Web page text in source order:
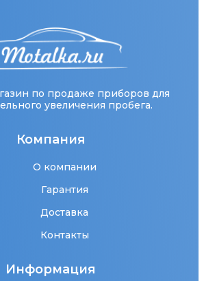
по продаже приборов для
увеличения пробега.
Компания
О компании
Гарантия
Доставка
Контакты
Информация